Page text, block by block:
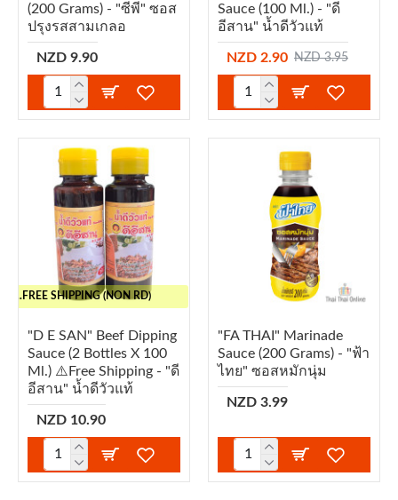
(200 Grams) - "ซีพี" ซอส
ปรุงรสสามเกลอ
NZD 9.90
Sauce (100 Ml.) - "ดี
อีสาน" น้ำดีวัวแท้
NZD 2.90 NZD 3.95
..FREE SHIPPING (NON RD)
"D E SAN" Beef Dipping
Sauce (2 Bottles X 100
Ml.) ⚠️Free Shipping - "ดี
อีสาน" น้ำดีวัวแท้
NZD 10.90
"FA THAI" Marinade
Sauce (200 Grams) - "ฟ้า
ไทย" ซอสหมักนุ่ม
NZD 3.99